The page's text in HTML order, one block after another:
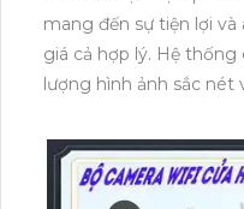
mang đến sự tiện lợi
giá cả hợp lý. Hệ thống camera này cung cấp chất
lượng hình ảnh sắc nét